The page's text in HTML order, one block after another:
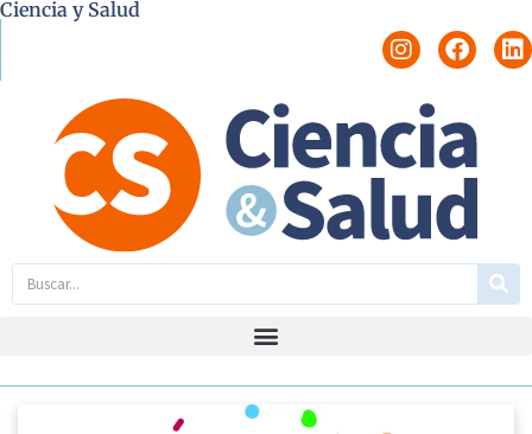
Ciencia y Salud